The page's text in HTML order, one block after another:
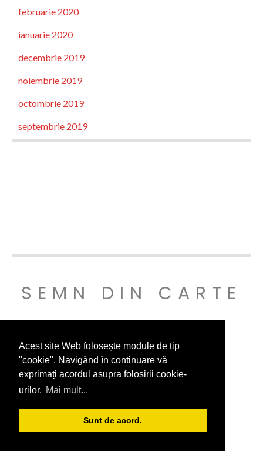
Acest site Web folosește module de tip
"cookie". Navigând în continuare vă
exprimați acordul asupra folosirii cookie-
urilor. Mai mult...
Sunt de acord.
februarie 2020
ianuarie 2020
decembrie 2019
noiembrie 2019
octombrie 2019
septembrie 2019
SEMN DIN CARTE